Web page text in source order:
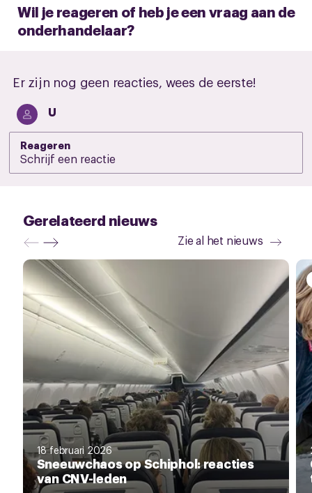
Wil je reageren of heb je een vraag aan de
onderhandelaar?
Er zijn nog geen reacties, wees de eerste!
U
Reageren
Gerelateerd nieuws
Zie al het nieuws
18 februari 2026
Sneeuwchaos op Schiphol: reacties
van CNV-leden